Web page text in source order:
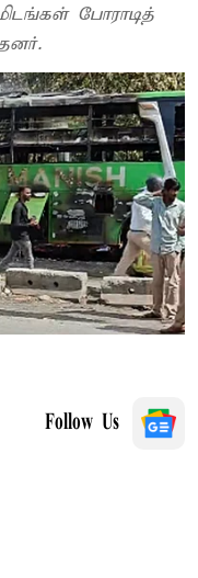
போராடித்
Follow Us